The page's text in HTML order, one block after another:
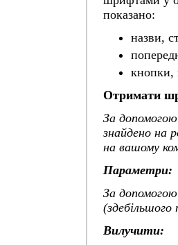
показано:
назви,
кнопки,
Отримати
За
знайдено на
на вашому
Параметри:
За
Вилучити: